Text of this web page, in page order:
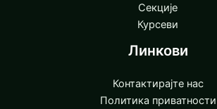
Секције
Курсеви
Линкови
Контактирајте нас
Политика приватности